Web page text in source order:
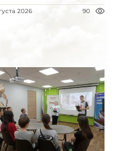
2026 90